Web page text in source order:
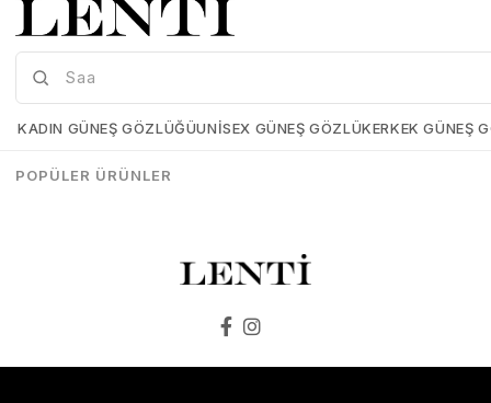
Mia-Maria-OF127-C2-56 Mia-Maria-OF126-C3-56
KADIN GÜNEŞ GÖZLÜĞÜUNISEX GÜNEŞ GÖZLÜKERKEK GÜNEŞ
POPÜLER ÜRÜNLER